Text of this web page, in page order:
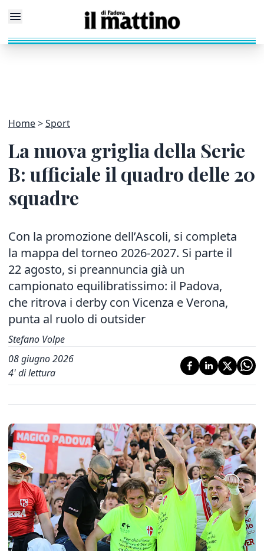
Home Sport
La nuova griglia della Serie
B: ufficiale il quadro delle 20
squadre
Con la promozione dell’Ascoli, si completa
la mappa del torneo 2026-2027. Si parte il
22 agosto, si preannuncia già un
campionato equilibratissimo: il Padova,
che ritrova i derby con Vicenza e Verona,
punta al ruolo di outsider
Stefano Volpe
08 giugno 2026
4' di lettura